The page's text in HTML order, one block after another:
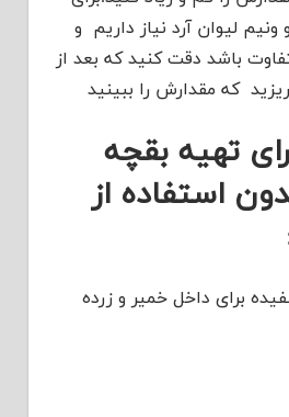
لیوان آرد نیاز داریم و
باشد دقت کنید که بعد از
که مقدارش را ببینید
تهیه بقچه
استفاده از
( سفیده برای داخل خمیر و زرده